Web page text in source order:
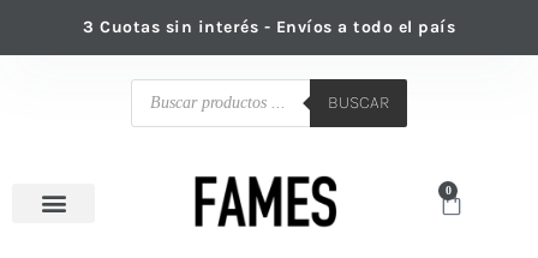
3 Cuotas sin interés - Envíos a todo el país
Búsqueda
BUSCAR
0
Cart